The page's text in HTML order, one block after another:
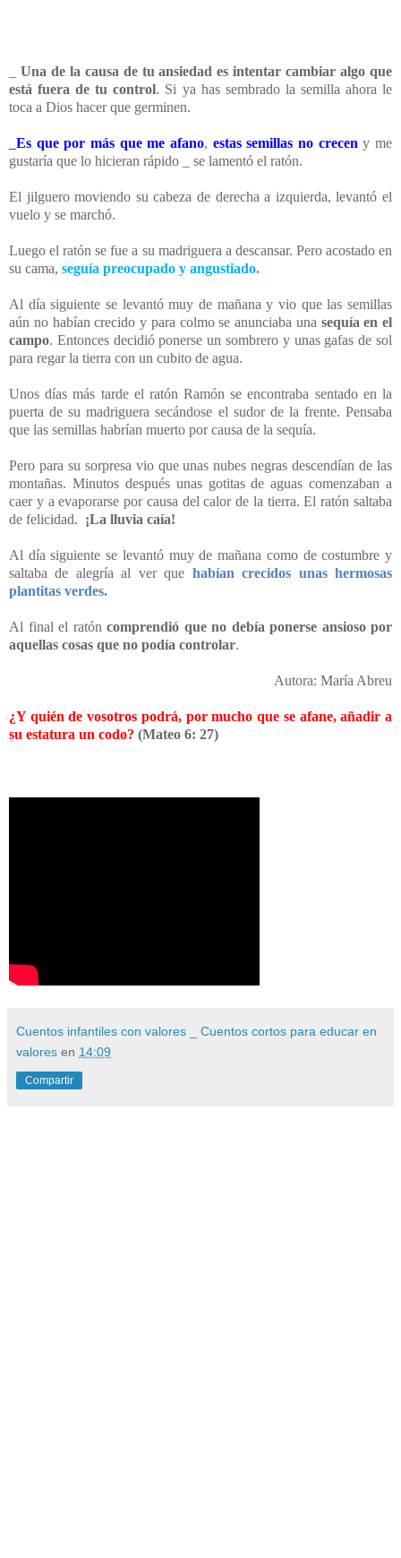
Una de la causa de tu ansiedad es intentar cambiar algo que
está fuera de tu control. Si ya has sembrado la semilla ahora le
toca a Dios hacer que germinen.
Es que por más que me afano, estas semillas no crecen y me
gustaría que lo hicieran rápido _ se lamentó el ratón.
El jilguero moviendo su cabeza de derecha a izquierda, levantó el
vuelo y se marchó.
Luego el ratón se fue a su madriguera a descansar. Pero acostado en
su cama, seguía preocupado y angustiado.
Al día siguiente se levantó muy de mañana y vio que las semillas
aún no habían crecido y para colmo se anunciaba una sequía en el
campo. Entonces decidió ponerse un sombrero y unas gafas de sol
para regar la tierra con un cubito de agua.
Unos días más tarde el ratón Ramón se encontraba sentado en la
puerta de su madriguera secándose el sudor de la frente. Pensaba
que las semillas habrían muerto por causa de la sequía.
Pero para su sorpresa vio que unas nubes negras descendían de las
montañas. Minutos después unas gotitas de aguas comenzaban a
caer y a evaporarse por causa del calor de la tierra.El ratón saltaba
de felicidad. ¡La lluvia caía!
Al día siguiente se levantó muy de mañana como de costumbre y
saltaba de alegría al ver que habían crecidos unas hermosas
plantitas verdes.
Al final el ratón comprendió que no debía ponerse ansioso por
aquellas cosas que no podía controlar.
Autora: María Abreu
¿Y quién de vosotros podrá, por mucho que se afane, añadir a
su estatura un codo? (Mateo 6: 27)
Cuentos infantiles con valores _ Cuentos cortos para educar en
valores en 14:09
Compartir